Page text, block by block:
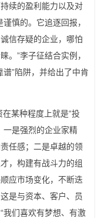
续的盈利能力以及对
慎的。它追逐回报，
信存疑的企业，哪怕
。”李子征结合实例，
”陷阱，并给出了中肯
某种程度上就是“投
一是强烈的企业家精
任感；二是卓越的领
，构建有战斗力的组
应市场变化，不断迭
是与资本、客户、员
我们喜欢有梦想、有激